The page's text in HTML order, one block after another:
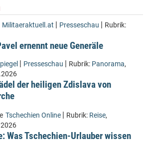
Militaeraktuell.at | Presseschau | Rubrik:
ernennt neue Generäle
| Presseschau | Rubrik: Panorama,
der heiligen Zdislava von
Tschechien Online | Rubrik: Reise,
Was Tschechien-Urlauber wissen